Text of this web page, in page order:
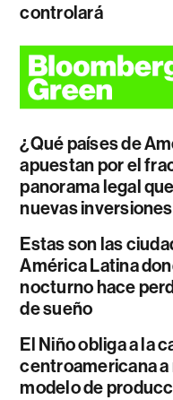
controlará
¿Qué países de
apuestan por el
panorama legal
nuevas inversiones
Estas son las
América Latina
nocturno hace
de sueño
El Niño obliga a la
centroamericana
modelo de